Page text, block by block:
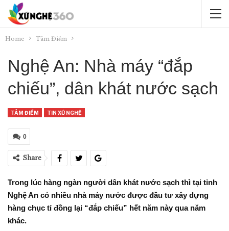
Home Tâm Điểm
Nghệ An: Nhà máy “đắp
chiếu”, dân khát nước sạch
TÂM ĐIỂM TIN XỨ NGHỆ
0
Share
Trong lúc hàng ngàn người dân khát nước sạch thì tại tỉnh
Nghệ An có nhiều nhà máy nước được đầu tư xây dựng
hàng chục tỉ đồng lại “đắp chiếu” hết năm này qua năm
khác.